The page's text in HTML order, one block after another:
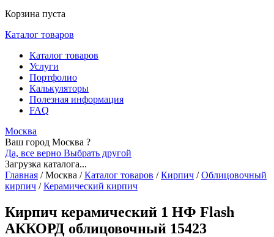
Корзина пуста
Каталог товаров
Каталог товаров
Услуги
Портфолио
Калькуляторы
Полезная информация
FAQ
Москва
Ваш город Москва ?
Да, все верно Выбрать другой
Загрузка каталога...
Главная /Москва / Каталог товаров / Кирпич / Облицовочный
кирпич / Керамический кирпич
Кирпич керамический 1 НФ Flash
АККОРД облицовочный 15423